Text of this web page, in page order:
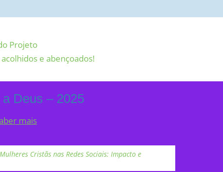
Projeto
e abençoados!
Deus – 2025
mais
Cristãs nas Redes Sociais: Impacto e